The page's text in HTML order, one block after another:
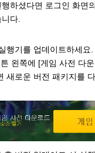
하셨다면 로그인 화면
다.
행기를 업데이트하세요
왼쪽에 [게임 사전 다
새로운 버전 패키지를